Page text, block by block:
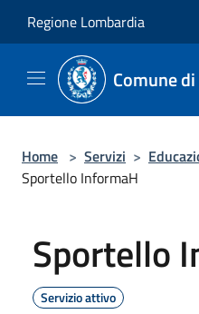
Regione Lombardia
Comune
Home > Servizi >
Sportello InformaH
Sportello
Servizio attivo